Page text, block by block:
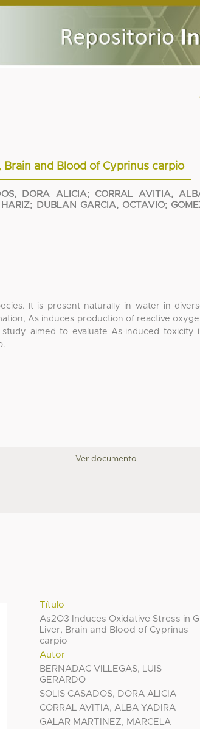
and Blood of Cyprinus carpio
DORA ALICIA; CORRAL AVITIA,
HARIZ; DUBLAN GARCIA, OCTAVIO;
It is present naturally in water in
As induces production of reactive
aimed to evaluate As-induced toxicity
Ver documento
Título
As2O3 Induces Oxidative Stress in
Liver, Brain and Blood of Cyprinus
carpio
Autor
BERNADAC VILLEGAS, LUIS
GERARDO
SOLIS CASADOS, DORA ALICIA
CORRAL AVITIA, ALBA YADIRA
GALAR MARTINEZ, MARCELA